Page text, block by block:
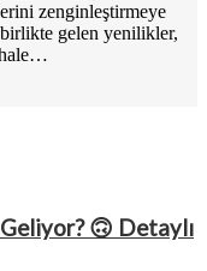
zenginleştirmeye
gelen yenilikler,
hale…
🙃 Detaylı